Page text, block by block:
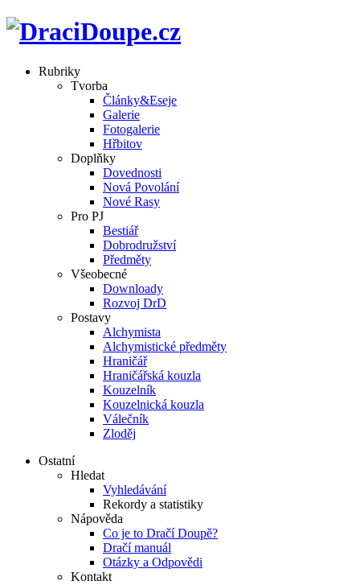
Rubriky
Tvorba
Články&Eseje
Galerie
Fotogalerie
Hřbitov
Doplňky
Dovednosti
Nová Povolání
Nové Rasy
Pro PJ
Bestiář
Dobrodružství
Předměty
Všeobecné
Downloady
Rozvoj DrD
Postavy
Alchymista
Alchymistické předměty
Hraničář
Hraničářská kouzla
Kouzelník
Kouzelnická kouzla
Válečník
Zloděj
Ostatní
Hledat
Vyhledávání
Rekordy a statistiky
Nápověda
Co je to Dračí Doupě?
Dračí manuál
Otázky a Odpovědi
Kontakt